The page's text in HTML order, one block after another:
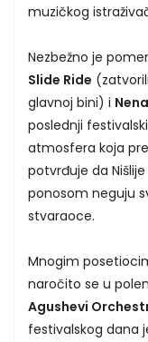
muzičkog
Nezbežno je
Slide Ride
glavnoj bini) i
poslednji
atmosfera koja
potvrđuje da
ponosom neguju
stvaraoce.
Mnogim
naročito se u
Agushevi
festivalskog dana